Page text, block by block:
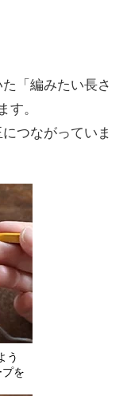
「編みたい長さ
。
つながっていま
う
を